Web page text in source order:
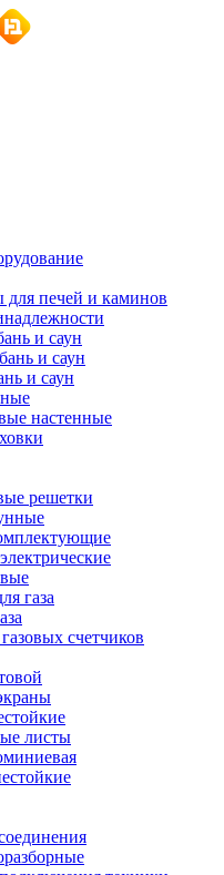
для печей и каминов
и саун
и саун
и саун
настенные
решетки
газа
счетчиков
листы